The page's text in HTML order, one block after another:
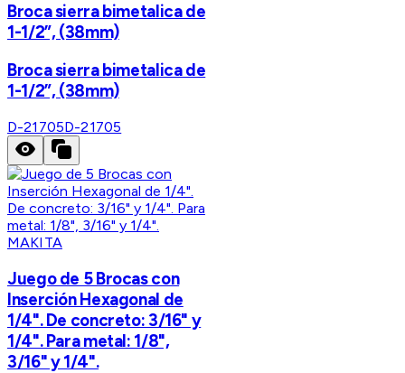
Broca sierra bimetalica de
1-1/2”, (38mm)
Broca sierra bimetalica de
1-1/2”, (38mm)
D-21705D-21705
MAKITA
Juego de 5 Brocas con
Inserción Hexagonal de
1/4". De concreto: 3/16" y
1/4". Para metal: 1/8",
3/16" y 1/4".